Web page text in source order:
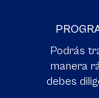
Podrás
manera
debes